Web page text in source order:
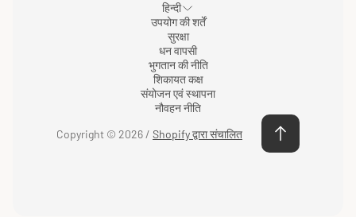
हिन्दी
उपयोग की शर्तें
सुरक्षा
धन वापसी
भुगतान की नीति
शिकायत कक्ष
संयोजन एवं स्थापना
नौवहन नीति
Copyright © 2026 / Shopify द्वारा संचालित